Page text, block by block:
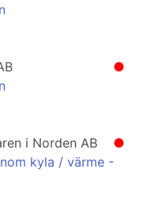
●
●
i Norden AB
kyla / värme -